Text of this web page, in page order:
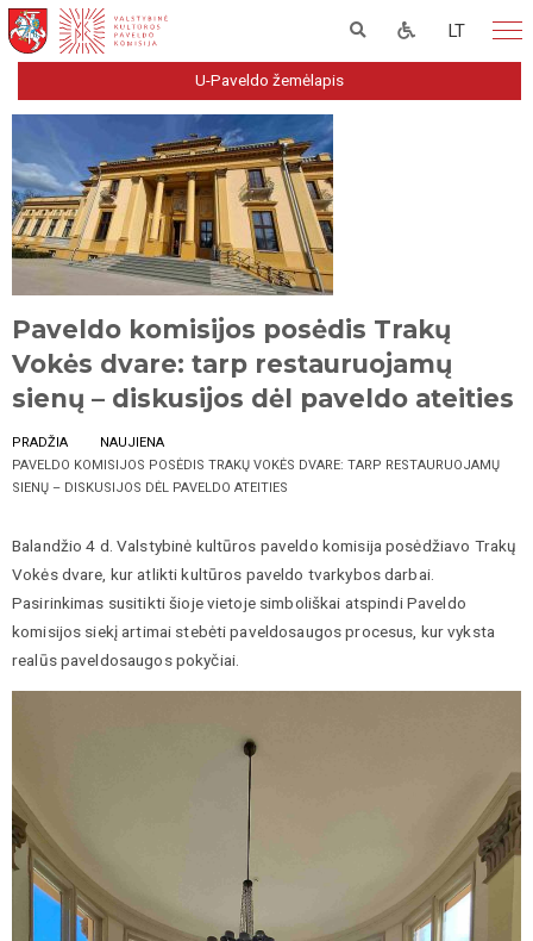
LT
U-Paveldo žemėlapis
Paveldo komisijos posėdis Trakų
Vokės dvare: tarp restauruojamų
sienų – diskusijos dėl paveldo ateities
PRADŽIA
NAUJIENA
PAVELDO KOMISIJOS POSĖDIS TRAKŲ VOKĖS DVARE: TARP RESTAURUOJAMŲ
SIENŲ – DISKUSIJOS DĖL PAVELDO ATEITIES
Balandžio 4 d. Valstybinė kultūros paveldo komisija posėdžiavo Trakų
Vokės dvare, kur atlikti kultūros paveldo tvarkybos darbai.
Pasirinkimas susitikti šioje vietoje simboliškai atspindi Paveldo
komisijos siekį artimai stebėti paveldosaugos procesus, kur vyksta
realūs paveldosaugos pokyčiai.